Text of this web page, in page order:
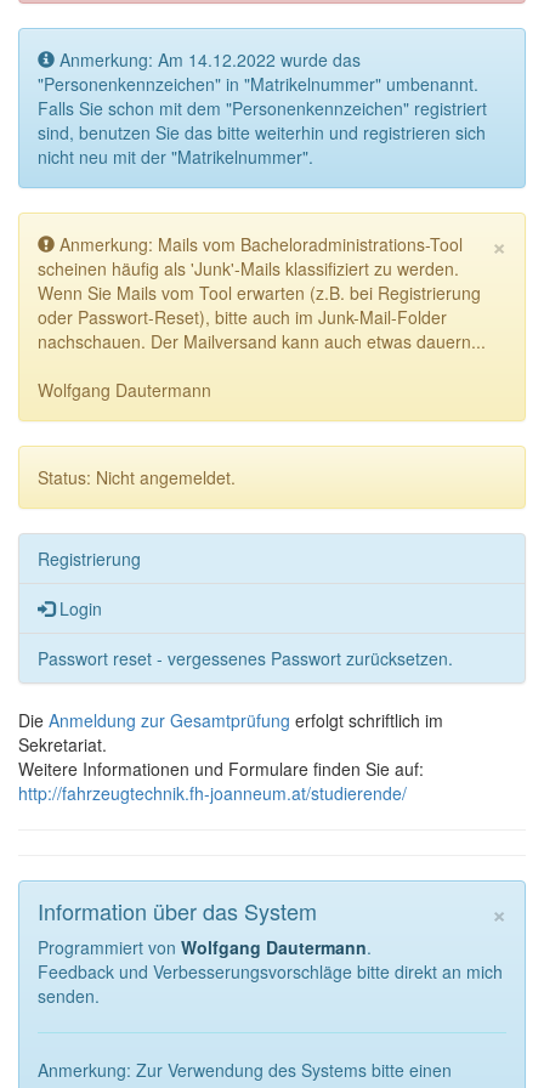
Anmerkung: Am 14.12.2022 wurde das
"Personenkennzeichen" in "Matrikelnummer" umbenannt.
Falls Sie schon mit dem "Personenkennzeichen" registriert
sind, benutzen Sie das bitte weiterhin und registrieren sich
nicht neu mit der "Matrikelnummer".
×
Anmerkung: Mails vom Bacheloradministrations-Tool
scheinen häufig als 'Junk'-Mails klassifiziert zu werden.
Wenn Sie Mails vom Tool erwarten (z.B. bei Registrierung
oder Passwort-Reset), bitte auch im Junk-Mail-Folder
nachschauen. Der Mailversand kann auch etwas dauern...
Wolfgang Dautermann
Status: Nicht angemeldet.
Registrierung
Login
Passwort reset - vergessenes Passwort zurücksetzen.
Die Anmeldung zur Gesamtprüfung erfolgt schriftlich im
Sekretariat.
Weitere Informationen und Formulare finden Sie auf:
http://fahrzeugtechnik.fh-joanneum.at/studierende/
×
Information über das System
Programmiert von Wolfgang Dautermann.
Feedback und Verbesserungsvorschläge bitte direkt an mich
senden.
Anmerkung: Zur Verwendung des Systems bitte einen